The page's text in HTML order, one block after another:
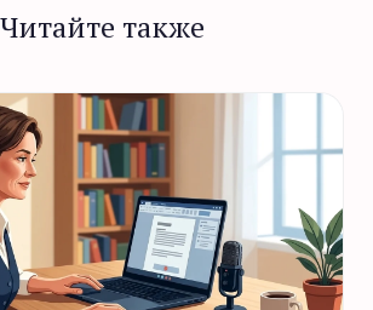
Читайте также